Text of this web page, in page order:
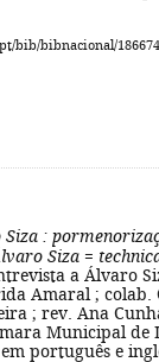
bib/bibnacional/
Siza :
Siza =
a Álvaro
Amaral ; colab.
; rev. Ana
Municipal de
português e